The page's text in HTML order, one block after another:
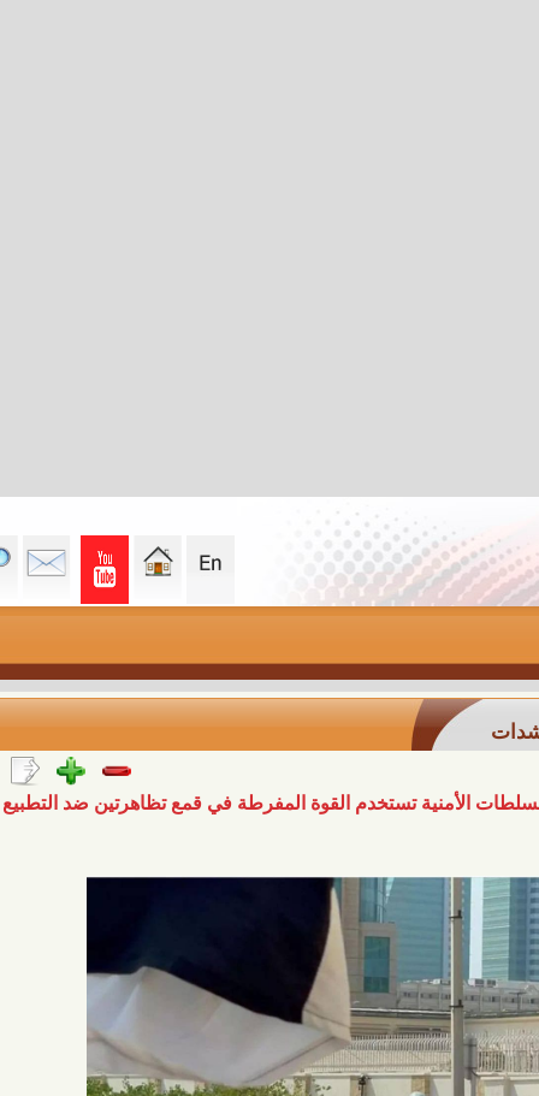
تستخدم القوة المفرطة في قمع تظاهرتين ضد التطبيع مع كيان